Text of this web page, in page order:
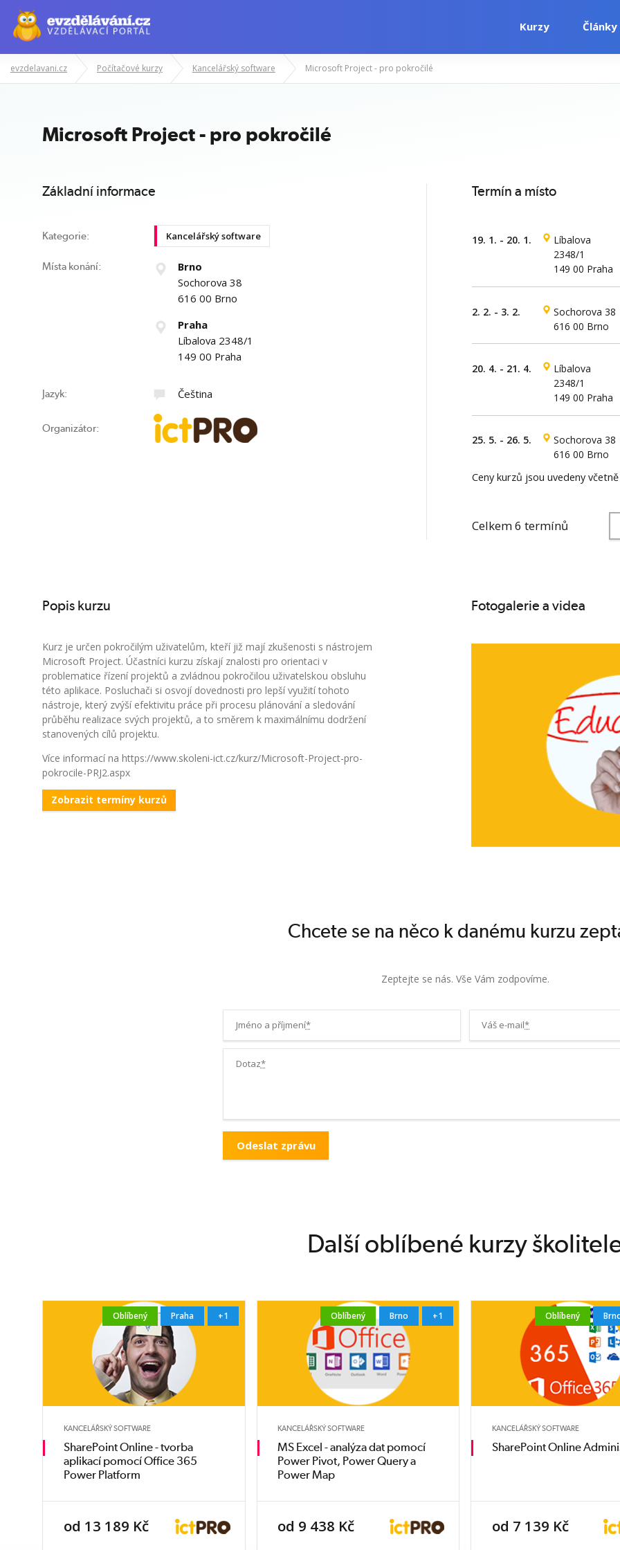
Kurzy Články
Manažerské kurzy Odborné znalosti Počítačové kurzy
evzdelavani.cz Počítačové kurzy Kancelářský software Microsoft Project - pro pokročilé
Microsoft Project - pro pokročilé
Základní informace
Kategorie: Kancelářský software
Místa konání:
Brno
Sochorova 38
616 00 Brno
Praha
Líbalova 2348/1
149 00 Praha
Jazyk: Čeština
Organizátor:
Termín a místo
19. 1. - 20. 1.
Líbalova
2348/1
149 00 Praha
2. 2. - 3. 2.
Sochorova 38
616 00 Brno
20. 4. - 21. 4.
Líbalova
2348/1
149 00 Praha
25. 5. - 26. 5.
Sochorova 38
616 00 Brno
Ceny kurzů jsou uvedeny
Celkem 6 termínů
Popis kurzu
Kurz je určen pokročilým uživatelům, kteří již mají zkušenosti s nástrojem
Microsoft Project. Účastníci kurzu získají znalosti pro orientaci v
problematice řízení projektů a zvládnou pokročilou uživatelskou obsluhu
této aplikace. Posluchači si osvojí dovednosti pro lepší využití tohoto
nástroje, který zvýší efektivitu práce při procesu plánování a sledování
průběhu realizace svých projektů, a to směrem k maximálnímu dodržení
stanovených cílů projektu.
Více informací na https://www.skoleni-ict.cz/kurz/Microsoft-Project-pro-
pokrocile-PRJ2.aspx
Zobrazit termíny kurzů
Fotogalerie a videa
Chcete se na něco k danému kurzu
Zeptejte se nás. Vše Vám zodpovíme.
Jméno a příjmení* Váš e-mail*
Dotaz*
Další oblíbené kurzy
Oblíbený Praha +1
KANCELÁŘSKÝ SOFTWARE
SharePoint Online - tvorba
aplikací pomocí Office 365
Power Platform
od 13 189 Kč
Oblíbený Brno +1
KANCELÁŘSKÝ SOFTWARE
MS Excel - analýza dat pomocí
Power Pivot, Power Query a
Power Map
od 9 438 Kč
Oblíbený
KANCELÁŘSKÝ SOFTWARE
SharePoint Online
od 7 139 Kč